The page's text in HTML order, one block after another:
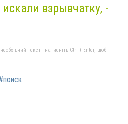
взрывчатку, -
текст і натисніть Ctrl + Enter, щоб
#поиск